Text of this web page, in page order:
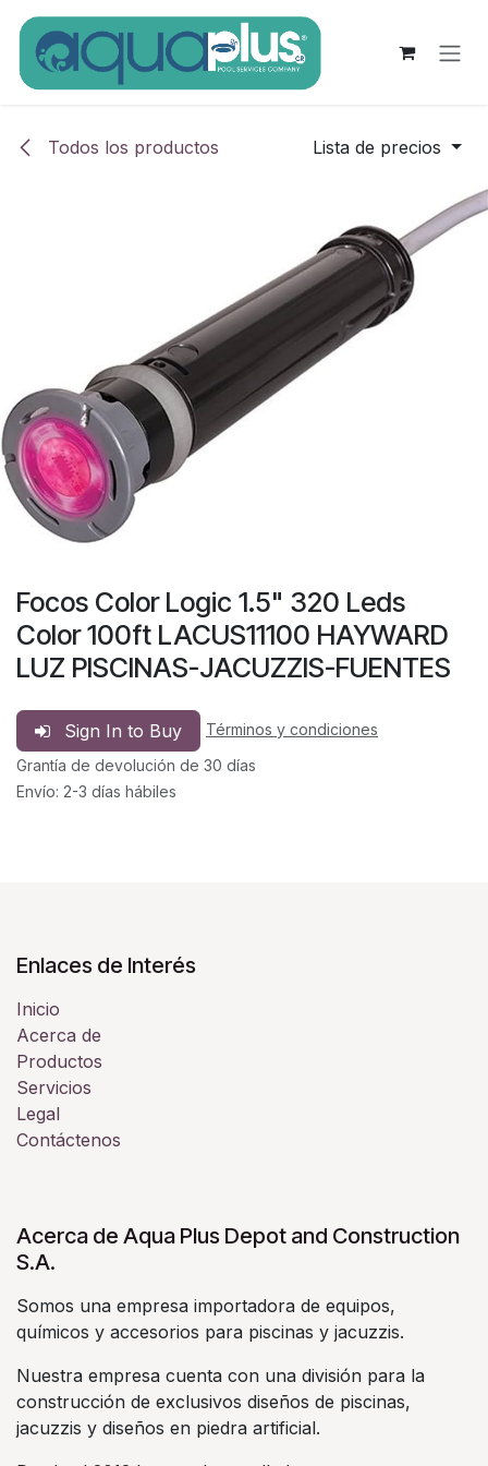
Ir al contenido
Todos los productos Lista de precios
Focos Color Logic 1.5" 320 Leds
Color 100ft LACUS11100 HAYWARD
LUZ PISCINAS-JACUZZIS-FUENTES
Sign In to Buy
Términos y condiciones
Grantía de devolución de 30 días
Envío: 2-3 días hábiles
Enlaces de Interés
Inicio
Acerca de
Productos
Servicios
Legal
Contáctenos
Acerca de Aqua Plus Depot and Construction
S.A.
Somos una empresa importadora de equipos,
químicos y accesorios para piscinas y jacuzzis.
Nuestra empresa cuenta con una división para la
construcción de exclusivos diseños de piscinas,
jacuzzis y diseños en piedra artificial.